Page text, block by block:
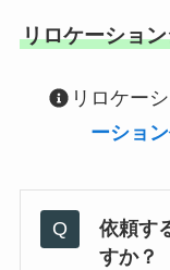
リロケーショ
リロケー
ーショ
依頼す
すか？